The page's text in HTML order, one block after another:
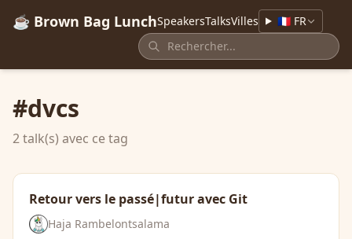
☕ Brown Bag LunchSpeakersTalksVilles 🇫🇷 FR
#dvcs
2 talk(s) avec ce tag
Retour vers le passé|futur avec Git
Haja Rambelontsalama